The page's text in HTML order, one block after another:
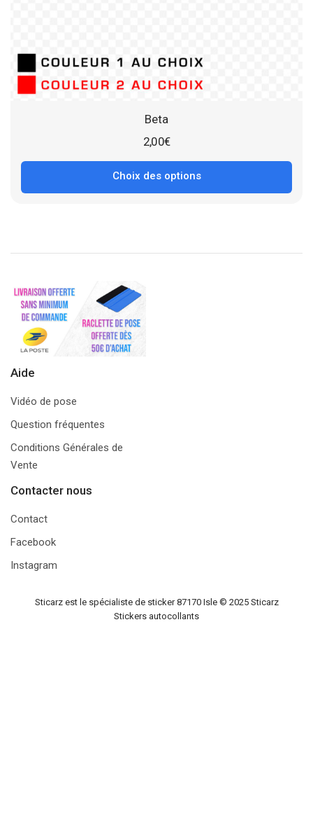
Beta
2,00€
Choix des options
Aide
Vidéo de pose
Question fréquentes
Conditions Générales de
Vente
Contacter nous
Contact
Facebook
Instagram
Sticarz est le spécialiste de sticker 87170 Isle © 2025 Sticarz
Stickers autocollants